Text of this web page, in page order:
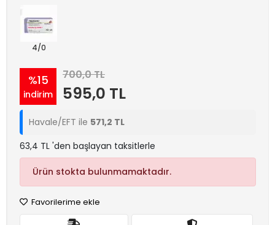
4/0
%15
indirim
700,0 TL
595,0 TL
Havale/EFT ile 571,2 TL
63,4 TL 'den başlayan taksitlerle
Ürün stokta bulunmamaktadır.
Favorilerime ekle